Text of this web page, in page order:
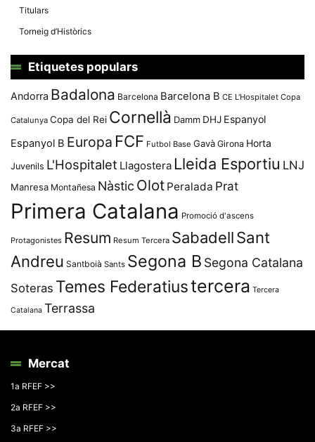
Titulars
Torneig d’Històrics
Etiquetes populars
Andorra Badalona Barcelona Barcelona B CE L'Hospitalet Copa
Catalunya Copa del Rei Cornellà Damm DHJ Espanyol
Espanyol B Europa FCF Futbol Base Gavà Girona Horta
Juvenils L'Hospitalet Llagostera Lleida Esportiu LNJ
Manresa Montañesa Nàstic Olot Peralada Prat
Primera Catalana Promoció d'ascens
Protagonistes Resum Resum Tercera SabadellSant
Andreu Santboià Sants Segona B Segona Catalana
Soteras Temes Federatiustercera Tercera
Catalana Terrassa
Mercat
1a RFEF >>
2a RFEF >>
3a RFEF >>